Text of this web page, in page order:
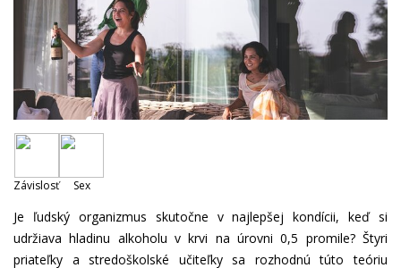
Závislosť Sex
Je ľudský organizmus skutočne v najlepšej kondícii, keď si
udržiava hladinu alkoholu v krvi na úrovni 0,5 promile? Štyri
priateľky a stredoškolské učiteľky sa rozhodnú túto teóriu